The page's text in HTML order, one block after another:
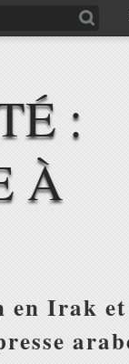
:
À
en Irak